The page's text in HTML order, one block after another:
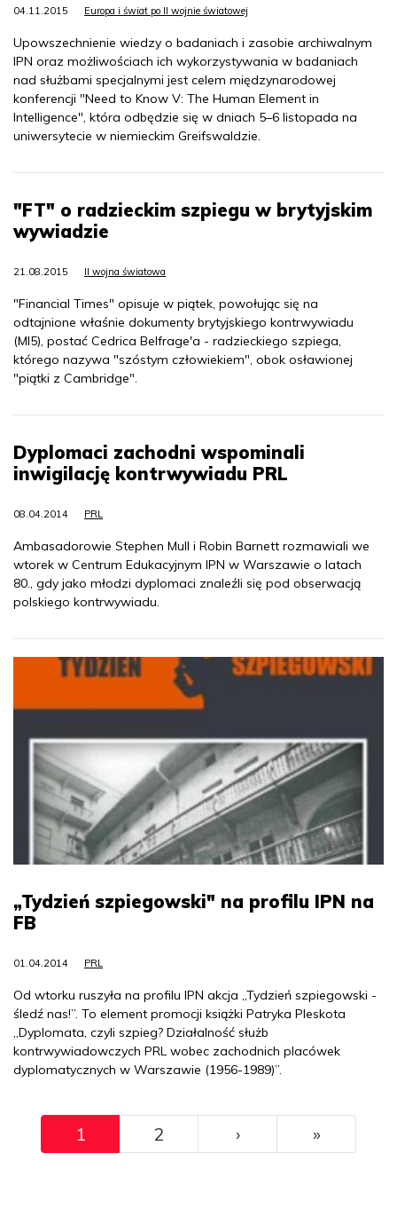
04.11.2015 Europa i świat po II wojnie światowej
Upowszechnienie wiedzy o badaniach i zasobie archiwalnym
IPN oraz możliwościach ich wykorzystywania w badaniach
nad służbami specjalnymi jest celem międzynarodowej
konferencji "Need to Know V: The Human Element in
Intelligence", która odbędzie się w dniach 5–6 listopada na
uniwersytecie w niemieckim Greifswaldzie.
"FT" o radzieckim szpiegu w brytyjskim
wywiadzie
21.08.2015 II wojna światowa
"Financial Times" opisuje w piątek, powołując się na
odtajnione właśnie dokumenty brytyjskiego kontrwywiadu
(MI5), postać Cedrica Belfrage'a - radzieckiego szpiega,
którego nazywa "szóstym człowiekiem", obok osławionej
"piątki z Cambridge".
Dyplomaci zachodni wspominali
inwigilację kontrwywiadu PRL
08.04.2014 PRL
Ambasadorowie Stephen Mull i Robin Barnett rozmawiali we
wtorek w Centrum Edukacyjnym IPN w Warszawie o latach
80., gdy jako młodzi dyplomaci znaleźli się pod obserwacją
polskiego kontrwywiadu.
„Tydzień szpiegowski" na profilu IPN na
FB
01.04.2014 PRL
Od wtorku ruszyła na profilu IPN akcja „Tydzień szpiegowski -
śledź nas!”. To element promocji książki Patryka Pleskota
„Dyplomata, czyli szpieg? Działalność służb
kontrwywiadowczych PRL wobec zachodnich placówek
dyplomatycznych w Warszawie (1956-1989)”.
Pagination
1 2 ››› »Ostatni